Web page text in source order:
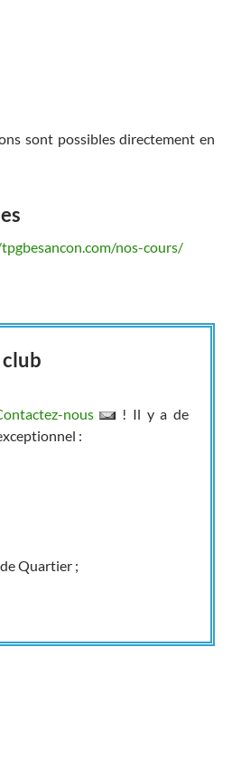
sont possibles directement en
nos-cours/
nous
! Il y a de
:
Quartier ;